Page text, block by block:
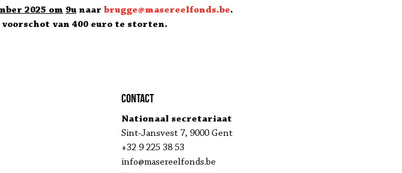
2025 om 9u naar brugge@masereelfonds.be.
van 400 euro te storten.
Contact
Nationaal secretariaat
Sint-Jansvest 7, 9000 Gent
+32 9 225 38 53
info@masereelfonds.be